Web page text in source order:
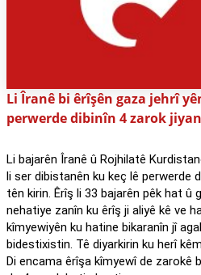
Li Îranê bi êrîşên gaza jehrî
perwerde dibinîn 4 zarok
Li bajarên Îranê û Rojhilatê
li ser dibistanên ku keç lê perwerde
tên kirin. Êrîş li 33 bajarên pêk hat û
nehatiye zanîn ku êrîş ji aliyê kê ve
kîmyewiyên ku hatine bikaranîn jî
bidestixistin. Tê diyarkirin ku herî
Di encama êrîşa kîmyewî de zarokê